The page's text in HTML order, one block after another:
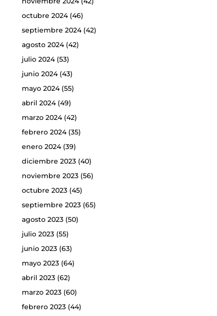
octubre 2024(46)
septiembre 2024(42)
agosto 2024(42)
julio 2024(53)
junio 2024(43)
mayo 2024(55)
abril 2024(49)
marzo 2024(42)
febrero 2024(35)
enero 2024(39)
diciembre 2023(40)
noviembre 2023(56)
octubre 2023(45)
septiembre 2023(65)
agosto 2023(50)
julio 2023(55)
junio 2023(63)
mayo 2023(64)
abril 2023(62)
marzo 2023(60)
febrero 2023(44)